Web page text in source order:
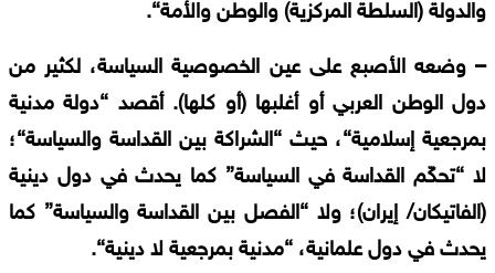
والدولة (السلطة المركزية) والوطن والأمة“.
–وضعه الأصبع على عين الخصوصية السياسة، لكثير من
دول الوطن العربي أو أغلبها (أو كلها).أقصد “دولة مدنية
بمرجعية إسلامية“، حيث “الشراكة بين القداسة والسياسة“؛
لا“تحكّم القداسة في السياسة” كما يحدث في دول دينية
(الفاتيكان/ إيران)؛ ولا “الفصل بين القداسة والسياسة” كما
يحدث في دول علمانية، “مدنية بمرجعية لا دينية“.